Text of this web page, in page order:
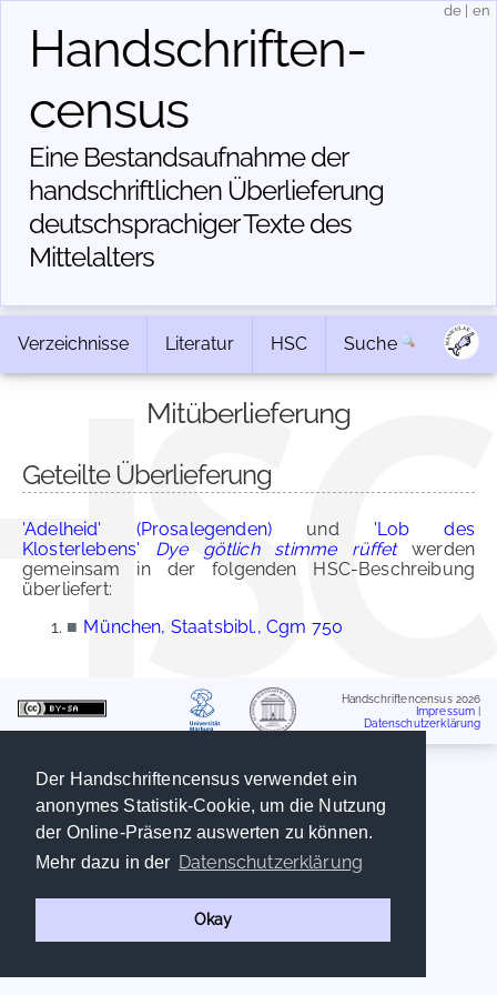
Der Handschriftencensus verwendet ein
anonymes Statistik-Cookie, um die Nutzung
der Online-Präsenz auswerten zu können.
Mehr dazu in der Datenschutzerklärung
Okay
Handschriften­
census
Eine Bestandsaufnahme der
handschriftlichen Über­lieferung
deutschsprachiger Texte des
Mittelalters
de en
Verzeichnisse Literatur HSC Suche
Mitüberlieferung
Geteilte Überlieferung
'Adelheid' (Prosalegenden) und 'Lob des
Klosterlebens' Dye götlich stimme rüffetwerden
gemeinsam in der folgenden HSC-Beschreibung
überliefert:
■ München, Staatsbibl., Cgm 750
Handschriftencensus 2026
Impressum
Datenschutzerklärung